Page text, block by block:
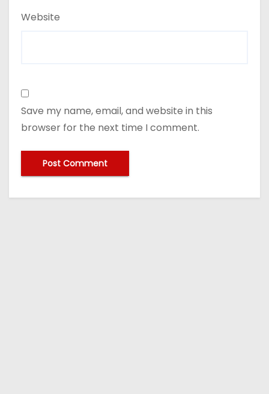
Website
Save my name, email, and website in this
browser for the next time I comment.